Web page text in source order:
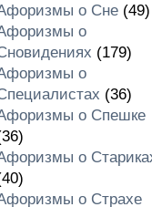
о Сне(49)
о
(179)
о
(36)
о Спешке
о
о Страхе